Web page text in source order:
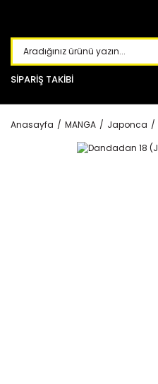
SİPARİŞ TAKİBİ
Anasayfa MANGA Japonca